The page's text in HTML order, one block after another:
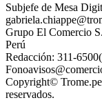
Subjefe de Mesa
Grupo El Comercio
Perú
Redacción: 311-
Copyright©
reservados.